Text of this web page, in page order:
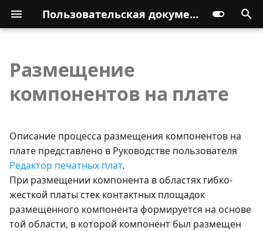
Пользовательская документация
Размещение
компонентов на плате
Описание процесса размещения компонентов на
плате представлено в Руководстве пользователя
Редактор печатных плат.
При размещении компонента в областях гибко-
жесткой платы стек контактных площадок
размещенного компонента формируется на основе
той области, в которой компонент был размещен